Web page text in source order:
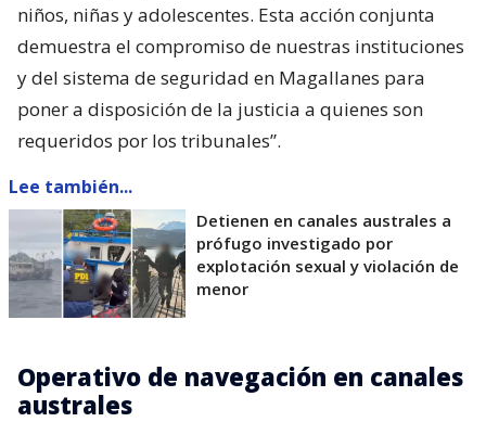
niños, niñas y adolescentes. Esta acción conjunta
demuestra el compromiso de nuestras instituciones
y del sistema de seguridad en Magallanes para
poner a disposición de la justicia a quienes son
requeridos por los tribunales”.
Lee también...
Detienen en canales australes a
prófugo investigado por
explotación sexual y violación de
menor
Operativo de navegación en canales
australes